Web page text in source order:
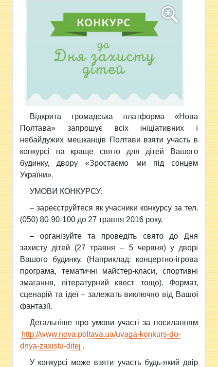
Відкрита громадська платформа «Нова
Полтава» запрошує всіх ініціативних і
небайдужих мешканців Полтави взяти участь в
конкурсі на краще свято для дітей Вашого
будинку, двору «Зростаємо ми під сонцем
України».
УМОВИ КОНКУРСУ:
– зареєструйтеся як учасники конкурсу за тел.
(050) 80-90-100 до 27 травня 2016 року.
– організуйте та проведіть свято до Дня
захисту дітей (27 травня – 5 червня) у дворі
Вашого будинку. (Наприклад: концертно-ігрова
програма, тематичні майстер-класи, спортивні
змагання, літературний квест тощо). Формат,
сценарій та ідеї – залежать виключно від Вашої
фантазії.
Детальніше про умови участі за посиланням
http://www.nova.poltava.ua/uvaga-konkurs-do-
dnya-zaxistu-ditej .
У конкурсі може взяти участь будь-який двір